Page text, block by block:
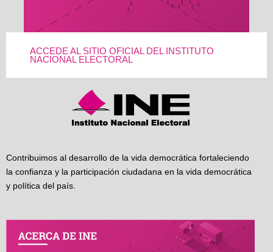
ACCEDE AL SITIO OFICIAL DEL INSTITUTO
NACIONAL ELECTORAL
Contribuimos al desarrollo de la vida democrática fortaleciendo
la confianza y la participación ciudadana en la vida democrática
y política del país.